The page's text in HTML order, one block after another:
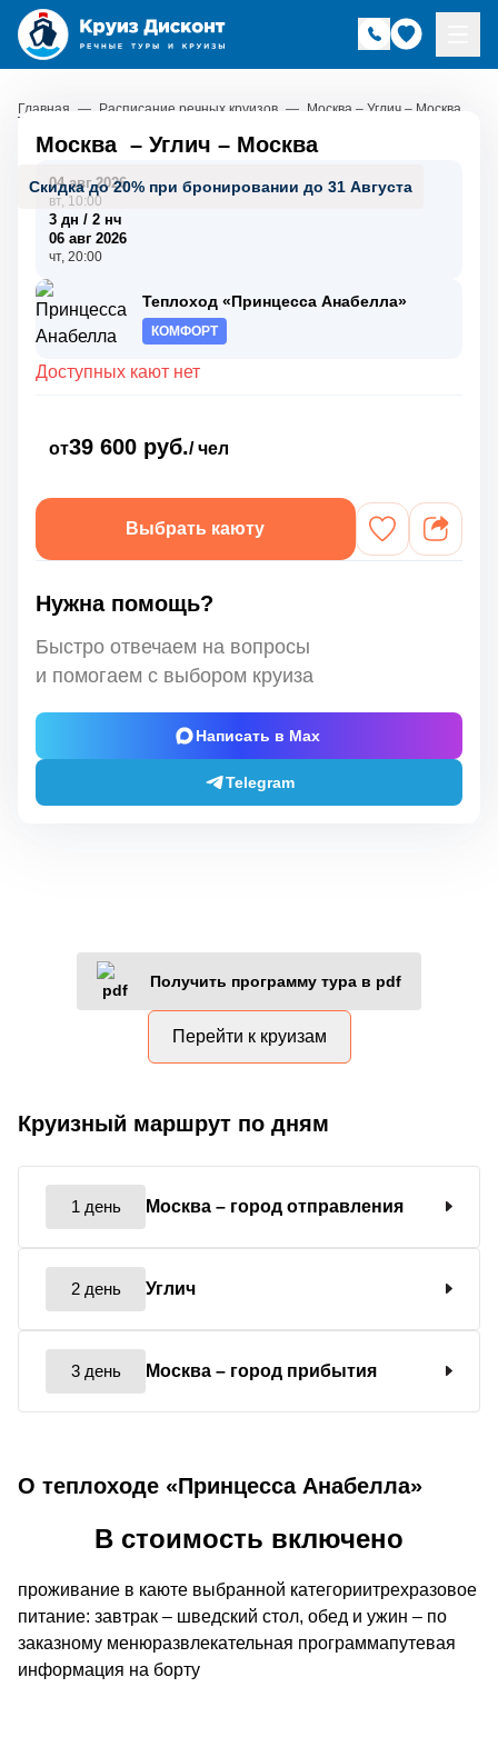
Главная — Расписание речных круизов — Москва – Углич – Москва
Скидка до 20% при бронировании до 31 Августа
Москва – Углич – Москва
04 авг 2026
вт, 10:00
3 дн / 2 нч
06 авг 2026
чт, 20:00
Теплоход «Принцесса Анабелла»
КОМФОРТ
Доступных кают нет
от39 600 руб./ чел
Выбрать каюту
Нужна помощь?
Быстро отвечаем на вопросы
и помогаем с выбором круиза
Написать в Max
Telegram
Получить программу тура в pdf
Перейти к круизам
Круизный маршрут по дням
1 день Москва – город отправления
2 день Углич
3 день Москва – город прибытия
О теплоходе «Принцесса Анабелла»
В стоимость включено
проживание в каюте выбранной категориитрехразовое
питание: завтрак – шведский стол, обед и ужин – по
заказному менюразвлекательная программапутевая
информация на борту